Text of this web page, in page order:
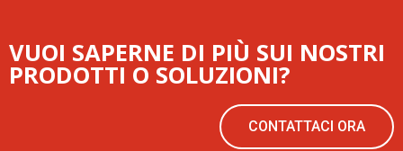
VUOI SAPERNE DI PIÙ SUI NOSTRI
PRODOTTI O SOLUZIONI?
CONTATTACI ORA